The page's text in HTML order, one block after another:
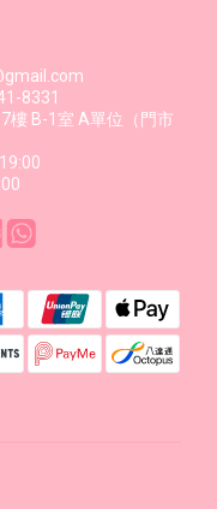
8331
樓 B-1室 A單位（門市